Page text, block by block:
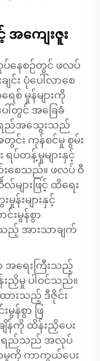
အကျေးဇူး
နေစဉ်တွင် ဖလပ်
ျင်း ပုံပေါ်လာစေ
မှုန်များကို
တွင် အခြေခံ
ည်အသွေးသည်
း ကုန်စင်မှု စွမ်း
ပ်တန့်မှုများနှင့်
းစေသည်။ ဖလပ် ဝီ
များဖြင့် ထိရေး
းများနှင့်
းမွန်စွာ
ည့် အားသာချက်
အရေးကြီးသည့်
းညှိမှု ပါဝင်သည်။
ားသည့် ဒီဇိုင်း
န်စွာ ဖြ
ျိန်ကို ထိန်းညှိပေး
းရည်သည် အလုပ်
မှုကို ကာကွယ်ပေး